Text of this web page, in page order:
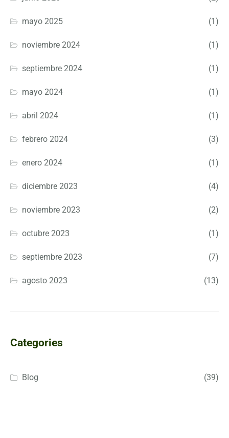
mayo 2025 (1)
noviembre 2024 (1)
septiembre 2024 (1)
mayo 2024 (1)
abril 2024 (1)
febrero 2024 (3)
enero 2024 (1)
diciembre 2023 (4)
noviembre 2023 (2)
octubre 2023 (1)
septiembre 2023 (7)
agosto 2023 (13)
Categories
Blog (39)